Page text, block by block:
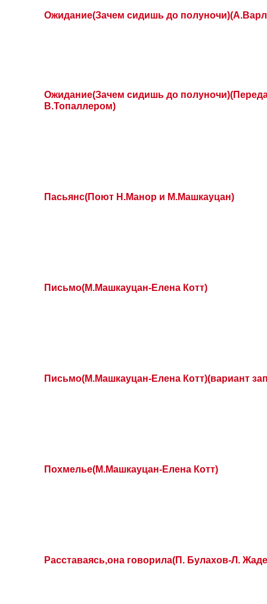
Ожидание(Зачем сидишь до
Ожидание(Зачем сидишь до
В.Топаллером)
Пасьянс(Поют Н.Манор и М.Машкауцан)
Письмо(М.Машкауцан-Елена Котт)
Письмо(М.Машкауцан-Елена Котт)(вариант
Похмелье(М.Машкауцан-Елена Котт)
Расставаясь,она говорила(П. Булахов-Л.